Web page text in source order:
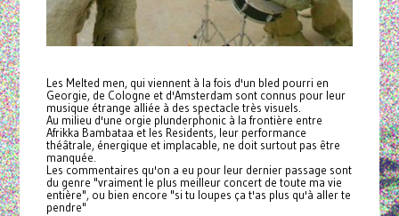
Les Melted men, qui viennent à la fois d'un bled pourri en
Georgie, de Cologne et d'Amsterdam sont connus pour leur
musique étrange alliée à des spectacle très visuels.
Au milieu d'une orgie plunderphonic à la frontière entre
Afrikka Bambataa et les Residents, leur performance
théâtrale, énergique et implacable, ne doit surtout pas être
manquée.
Les commentaires qu'on a eu pour leur dernier passage sont
du genre "vraiment le plus meilleur concert de toute ma vie
entière", ou bien encore "si tu loupes ça t'as plus qu'à aller te
pendre"